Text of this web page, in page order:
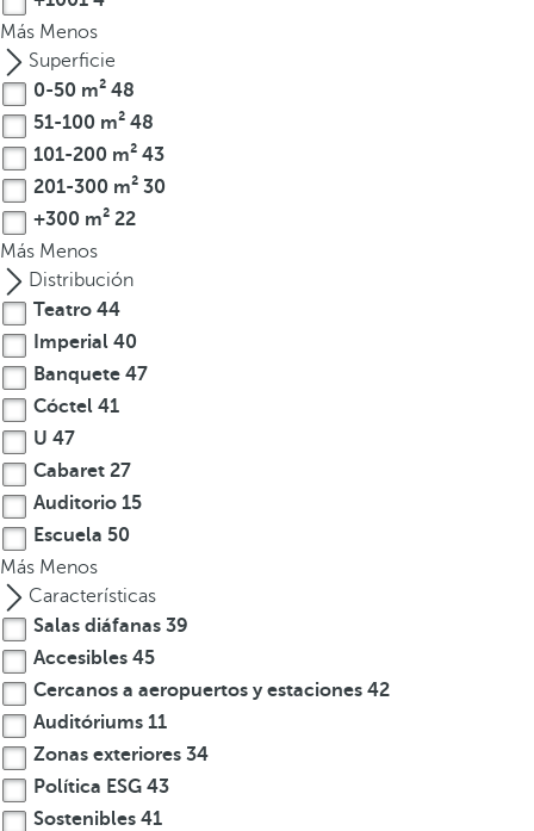
a
v
e
g
r
a
l
a
p
r
i
m
e
a
o
p
c
i
ó
n
d
e
l
v
e
n
Más Menos
Superficie
0-50 m² 48
51-100 m² 48
101-200 m² 43
201-300 m² 30
+300 m² 22
Más Menos
Distribución
Teatro 44
Imperial 40
Banquete 47
Cóctel 41
U 47
Cabaret 27
Auditorio 15
Escuela 50
Más Menos
Características
Salas diáfanas 39
Accesibles 45
Cercanos a aeropuertos y estaciones 42
Auditóriums 11
Zonas exteriores 34
Política ESG 43
Sostenibles 41